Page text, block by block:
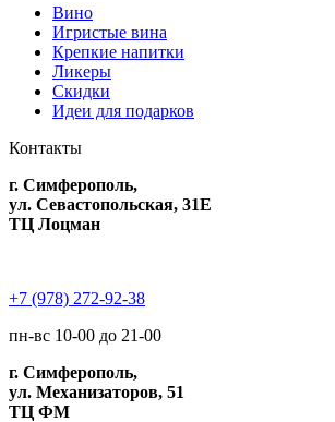
Вино
Игристые вина
Крепкие напитки
Ликеры
Скидки
Идеи для подарков
Контакты
г. Симферополь,
ул. Севастопольская, 31Е
ТЦ Лоцман
+7 (978) 272-92-38
пн-вс 10-00 до 21-00
г. Симферополь,
ул. Механизаторов, 51
ТЦ ФМ